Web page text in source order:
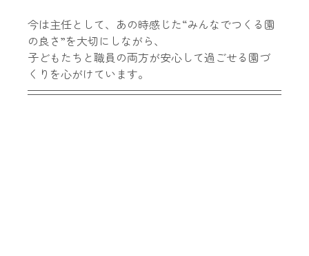
今は主任として、あの時感じた“みんなでつくる園
の良さ”を大切にしながら、
子どもたちと職員の両方が安心して過ごせる園づ
くりを心がけています。